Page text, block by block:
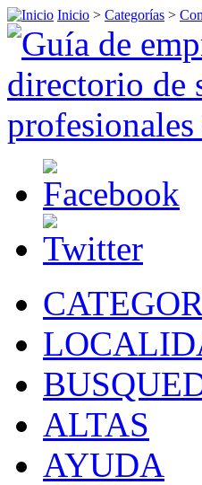
Inicio > Categorías >
ALTAS
AYUDA